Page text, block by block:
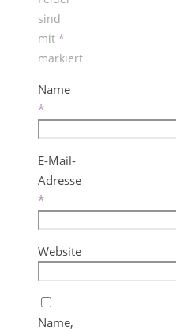
sind
mit *
markiert
Name
*
E-Mail-
Adresse
*
Website
Name,